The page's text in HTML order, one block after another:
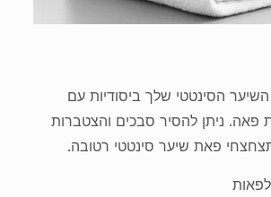
הסינטטי שלך ביסודיות עם
ניתן להסיר סבכים והצטברות
פאת שיער סינטטי רטובה.